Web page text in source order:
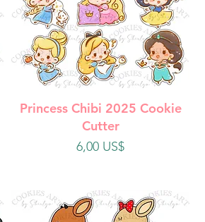
Vista rápida
Princess Chibi 2025 Cookie
Cutter
Precio
6,00 US$